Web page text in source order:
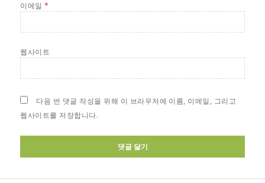
이메일*
웹사이트
다음 번 댓글 작성을 위해 이 브라우저에 이름, 이메일, 그리고
웹사이트를 저장합니다.